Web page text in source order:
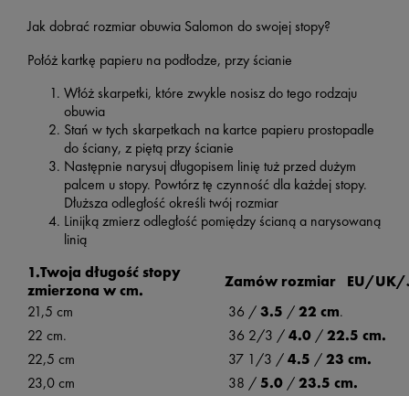
Jak dobrać rozmiar obuwia Salomon do swojej stopy?
Połóż kartkę papieru na podłodze, przy ścianie
Włóż skarpetki, które zwykle nosisz do tego rodzaju
obuwia
Stań w tych skarpetkach na kartce papieru prostopadle
do ściany, z piętą przy ścianie
Następnie narysuj długopisem linię tuż przed dużym
palcem u stopy. Powtórz tę czynność dla każdej stopy.
Dłuższa odległość określi twój rozmiar
Linijką zmierz odległość pomiędzy ścianą a narysowaną
linią
1.Twoja długość stopy
zmierzona w cm.
Zamów rozmiar EU/UK/
21,5 cm
36 /3.5 /22 cm.
22 cm.
36 2/3 /4.0 /22.5 cm.
22,5 cm
37 1/3 /4.5 /23 cm.
23,0 cm
38 / 5.0 /23.5 cm.